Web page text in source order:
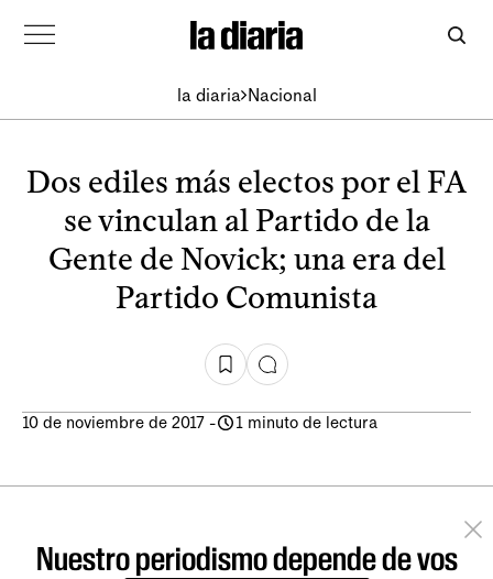
la diaria Nacional
Dos ediles más electos por el FA
se vinculan al Partido de la
Gente de Novick; una era del
Partido Comunista
10 de noviembre de 2017 - 1 minuto de lectura
Nuestro periodismo depende de vos